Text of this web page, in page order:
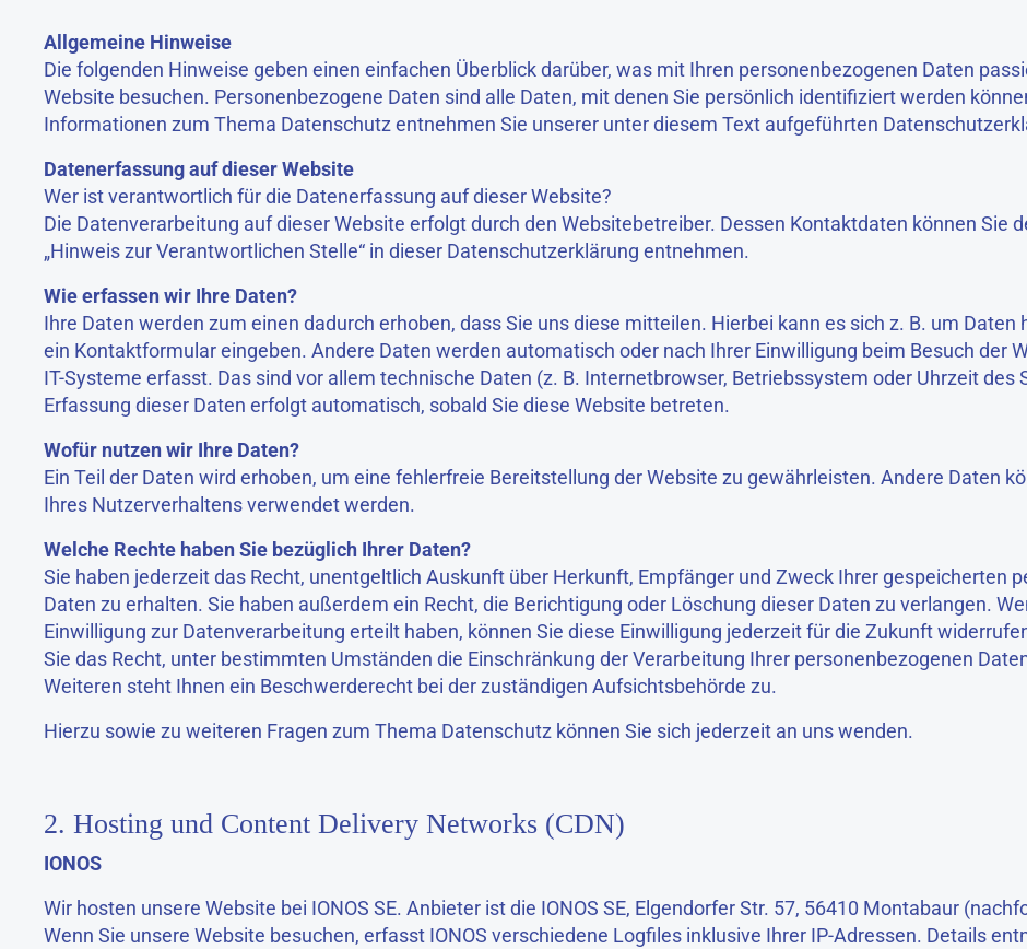
Allgemeine Hinweise
Die folgenden Hinweise geben einen einfachen Überblick darüber, was mit Ihren personenbezogenen Daten
Website besuchen. Personenbezogene Daten sind alle Daten, mit denen Sie persönlich identifiziert werden
Informationen zum Thema Datenschutz entnehmen Sie unserer unter diesem Text aufgeführten
Datenerfassung auf dieser Website
Wer ist verantwortlich für die Datenerfassung auf dieser Website?
Die Datenverarbeitung auf dieser Website erfolgt durch den Websitebetreiber. Dessen Kontaktdaten können Sie
„Hinweis zur Verantwortlichen Stelle“ in dieser Datenschutzerklärung entnehmen.
Wie erfassen wir Ihre Daten?
Ihre Daten werden zum einen dadurch erhoben, dass Sie uns diese mitteilen. Hierbei kann es sich z. B. um Daten
ein Kontaktformular eingeben. Andere Daten werden automatisch oder nach Ihrer Einwilligung beim Besuch der
IT-Systeme erfasst. Das sind vor allem technische Daten (z. B. Internetbrowser, Betriebssystem oder Uhrzeit des
Erfassung dieser Daten erfolgt automatisch, sobald Sie diese Website betreten.
Wofür nutzen wir Ihre Daten?
Ein Teil der Daten wird erhoben, um eine fehlerfreie Bereitstellung der Website zu gewährleisten. Andere Daten
Ihres Nutzerverhaltens verwendet werden.
Welche Rechte haben Sie bezüglich Ihrer Daten?
Sie haben jederzeit das Recht, unentgeltlich Auskunft über Herkunft, Empfänger und Zweck Ihrer gespeicherten
Daten zu erhalten. Sie haben außerdem ein Recht, die Berichtigung oder Löschung dieser Daten zu verlangen.
Einwilligung zur Datenverarbeitung erteilt haben, können Sie diese Einwilligung jederzeit für die Zukunft
Sie das Recht, unter bestimmten Umständen die Einschränkung der Verarbeitung Ihrer personenbezogenen
Weiteren steht Ihnen ein Beschwerderecht bei der zuständigen Aufsichtsbehörde zu.
Hierzu sowie zu weiteren Fragen zum Thema Datenschutz können Sie sich jederzeit an uns wenden.
2. Hosting und Content Delivery Networks (CDN)
IONOS
Wir hosten unsere Website bei IONOS SE. Anbieter ist die IONOS SE, Elgendorfer Str. 57, 56410 Montabaur
Wenn Sie unsere Website besuchen, erfasst IONOS verschiedene Logfiles inklusive Ihrer IP-Adressen. Details